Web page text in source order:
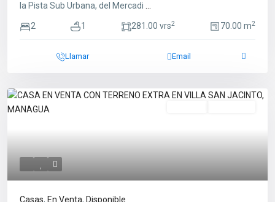
la Pista Sub Urbana, del Mercadi
2 1 281.00 vrs2 70.00 m2
Llamar Email
Casas, En Venta, Disponible